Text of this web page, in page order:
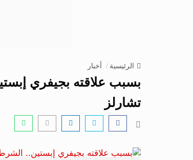
الرئيسية أخبار
بسبب علاقته بجيفري
تشارلز